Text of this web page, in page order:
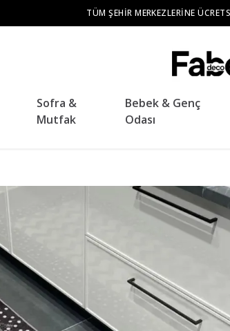
TÜM ŞEHIR MERKEZLERINE
Sofra &
Mutfak
Bebek & Genç
Odası